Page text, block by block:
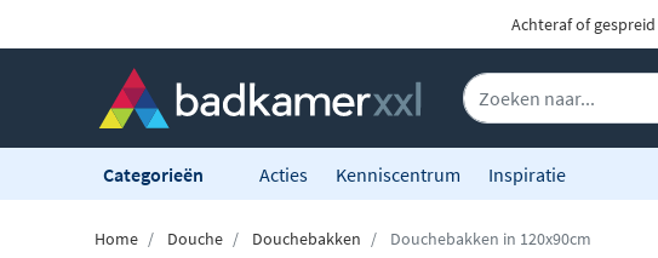
Achteraf of
Categorieën Acties Kenniscentrum Inspiratie
Home Douche Douchebakken Douchebakken in 120x90cm